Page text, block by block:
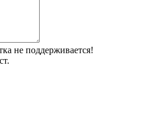
не поддерживается!